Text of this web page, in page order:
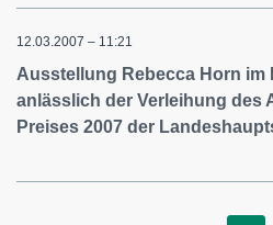
12.03.2007 – 11:21
Ausstellung Rebecca Horn im
anlässlich der Verleihung des
Preises 2007 der